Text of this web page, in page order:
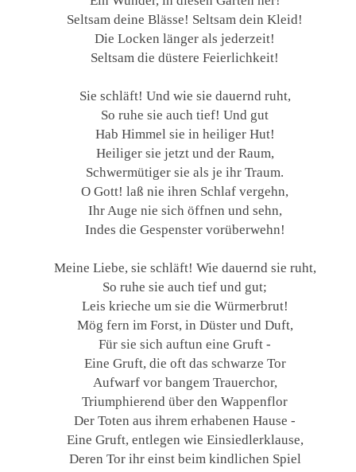
Seltsam deine Blässe! Seltsam dein Kleid!
Die Locken länger als jederzeit!
Seltsam die düstere Feierlichkeit!
Sie schläft! Und wie sie dauernd ruht,
So ruhe sie auch tief! Und gut
Hab Himmel sie in heiliger Hut!
Heiliger sie jetzt und der Raum,
Schwermütiger sie als je ihr Traum.
O Gott! laß nie ihren Schlaf vergehn,
Ihr Auge nie sich öffnen und sehn,
Indes die Gespenster vorüberwehn!
Meine Liebe, sie schläft! Wie dauernd sie ruht,
So ruhe sie auch tief und gut;
Leis krieche um sie die Würmerbrut!
Mög fern im Forst, in Düster und Duft,
Für sie sich auftun eine Gruft -
Eine Gruft, die oft das schwarze Tor
Aufwarf vor bangem Trauerchor,
Triumphierend über den Wappenflor
Der Toten aus ihrem erhabenen Hause -
Eine Gruft, entlegen wie Einsiedlerklause,
Deren Tor ihr einst beim kindlichen Spiel